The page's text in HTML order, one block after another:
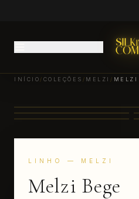
INÍCIO / COLEÇÕES / MELZI / MELZI
LINHO — MELZI
Melzi Bege